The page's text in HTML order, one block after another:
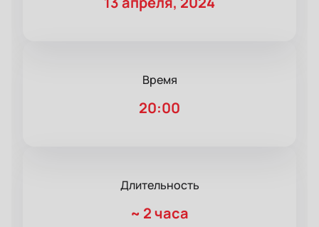
Время
20:00
Длительность
~ 2 часа